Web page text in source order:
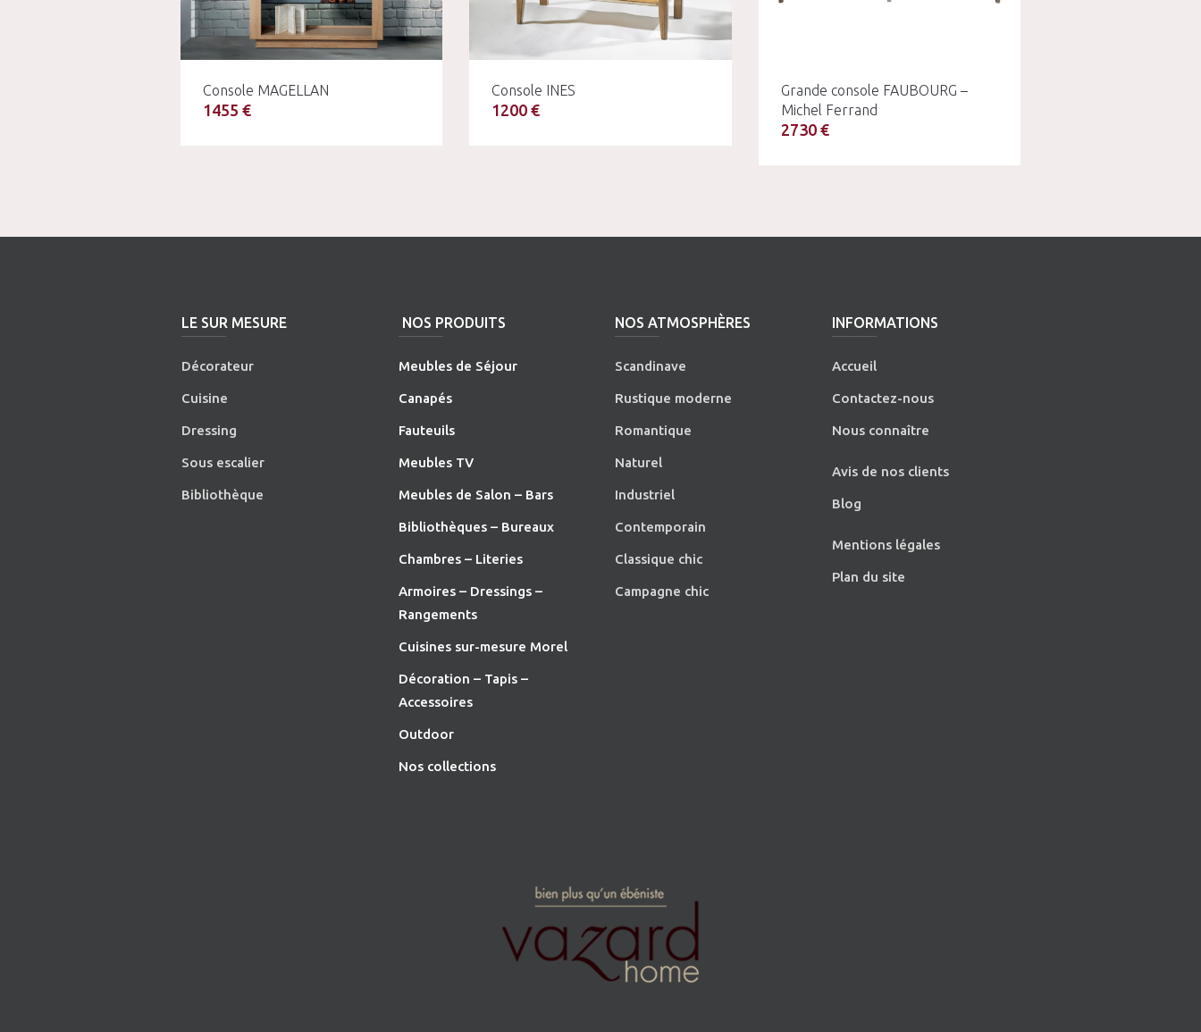
Console MAGELLAN
1455 €
Console INES
1200 €
Grande console FAUBOURG –
Michel Ferrand
2730 €
LE SUR MESURE
Décorateur
Cuisine
Dressing
Sous escalier
Bibliothèque
NOS PRODUITS
Meubles de Séjour
Canapés
Fauteuils
Meubles TV
Meubles de Salon – Bars
Bibliothèques – Bureaux
Chambres – Literies
Armoires – Dressings –
Rangements
Cuisines sur-mesure Morel
Décoration – Tapis –
Accessoires
Outdoor
Nos collections
NOS ATMOSPHÈRES
Scandinave
Rustique moderne
Romantique
Naturel
Industriel
Contemporain
Classique chic
Campagne chic
INFORMATIONS
Accueil
Contactez-nous
Nous connaître
Avis de nos clients
Blog
Mentions légales
Plan du site